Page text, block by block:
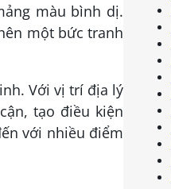
màu bình dị.
một bức tranh
Với vị trí địa lý
tạo điều kiện
với nhiều điểm